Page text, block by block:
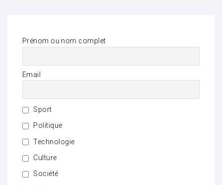
Prénom ou nom complet
Email
Sport
Politique
Technologie
Culture
Société